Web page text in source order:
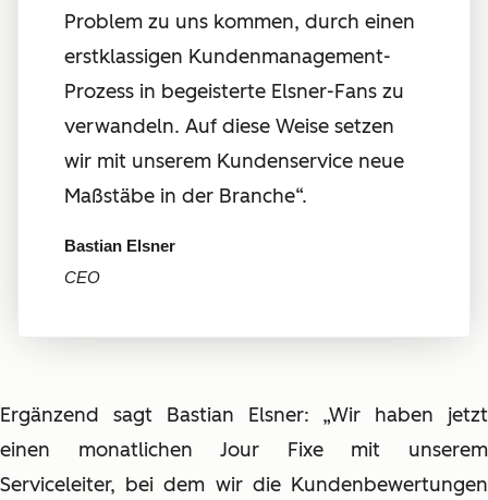
Problem zu uns kommen, durch einen
erstklassigen Kundenmanagement-
Prozess in begeisterte Elsner-Fans zu
verwandeln. Auf diese Weise setzen
wir mit unserem Kundenservice neue
Maßstäbe in der Branche“.
Bastian Elsner
CEO
Ergänzend sagt Bastian Elsner: „Wir haben jetzt
einen monatlichen Jour Fixe mit unserem
Serviceleiter, bei dem wir die Kundenbewertungen